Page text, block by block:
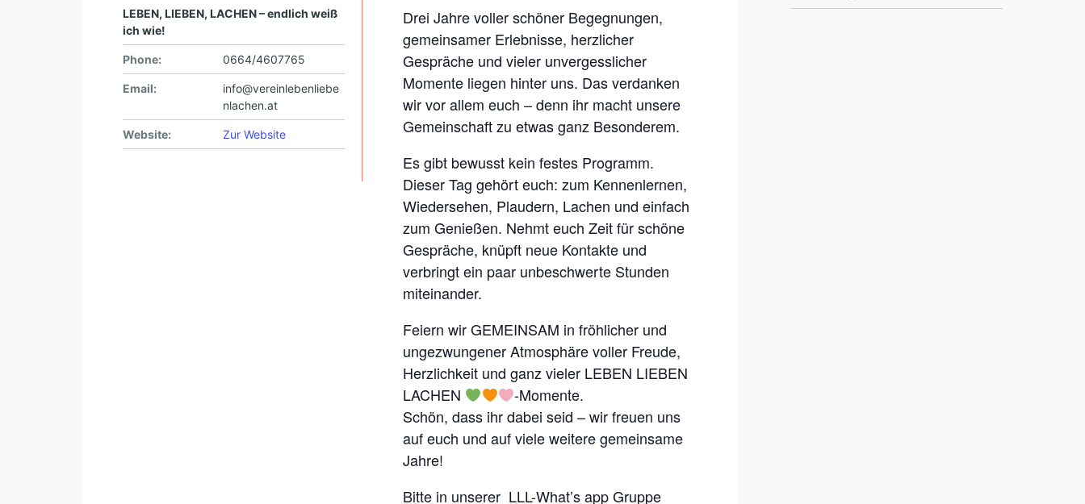
S
E
R
E
M
T
G
L
I
E
D
R
*
3
.
L
E
Drei Jahre voller schöner Begegnungen,
gemeinsamer Erlebnisse, herzlicher
Gespräche und vieler unvergesslicher
Momente liegen hinter uns. Das verdanken
wir vor allem euch – denn ihr macht unsere
Gemeinschaft zu etwas ganz Besonderem.
Es gibt bewusst kein festes Programm.
Dieser Tag gehört euch: zum Kennenlernen,
Wiedersehen, Plaudern, Lachen und einfach
zum Genießen. Nehmt euch Zeit für schöne
Gespräche, knüpft neue Kontakte und
verbringt ein paar unbeschwerte Stunden
miteinander.
Feiern wir GEMEINSAM in fröhlicher und
ungezwungener Atmosphäre voller Freude,
Herzlichkeit und ganz vieler LEBEN LIEBEN
LACHEN
-Momente.
Schön, dass ihr dabei seid – wir freuen uns
auf euch und auf viele weitere gemeinsame
Jahre!
Bitte in unserer LLL-What’s app Gruppe
LEBEN, LIEBEN, LACHEN – endlich weiß
ich wie!
Phone: 0664/4607765
Email:
info@vereinlebenliebe
nlachen.at
Website: Zur Website